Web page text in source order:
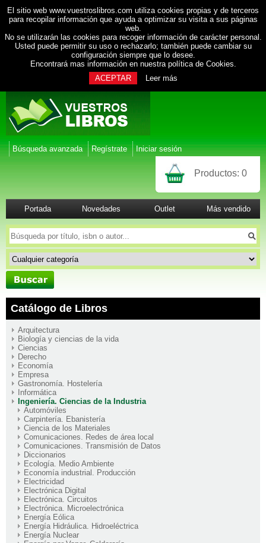
El sitio web www.vuestroslibros.com utiliza cookies propias y de terceros
para recopilar información que ayuda a optimizar su visita a sus páginas
web.
No se utilizarán las cookies para recoger información de carácter personal.
Usted puede permitir su uso o rechazarlo; también puede cambiar su
configuración siempre que lo desee.
Encontrará mas información en nuestra política de Cookies.
ACEPTAR
Leer más
Búsqueda avanzada Regístrate Iniciar sesión
Productos: 0
Portada Novedades Outlet Más vendido
Catálogo de Libros
Arquitectura
Biología y ciencias de la vida
Ciencias
Derecho
Economía
Empresa
Gastronomía. Hostelería
Informática
Ingeniería. Ciencias de la Industria
Automóviles
Carpintería. Ebanistería
Ciencia de los Materiales
Comunicaciones. Redes de área local
Comunicaciones. Transmisión de Datos
Diccionarios
Ecología. Medio Ambiente
Economía industrial. Producción
Electricidad
Electrónica Digital
Electrónica. Circuitos
Electrónica. Microelectrónica
Energía Eólica
Energía Hidráulica. Hidroeléctrica
Energía Nuclear